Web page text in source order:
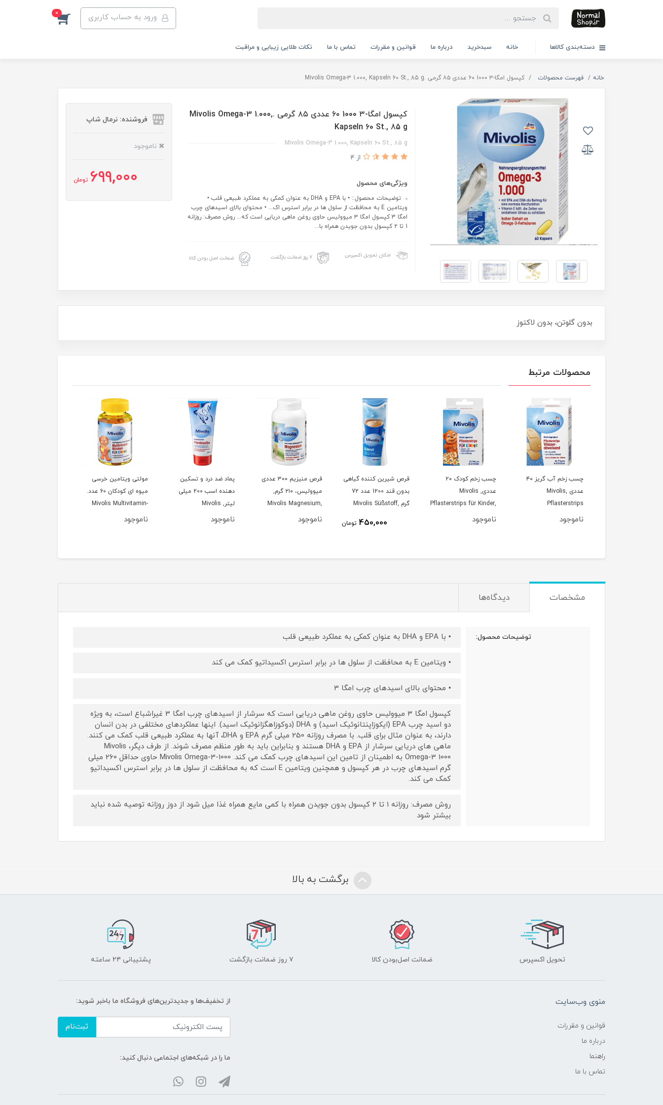
ورود به حساب کاربری 0
دسته‌بندی کالاها خانه سبدخرید درباره ما قوانین و مقررات تماس با ما نکات طلایی زیبایی و مراقبت
خانه فهرست محصولات کپسول امگا-۳ 1000 ۶۰ عددی ۸۵ گرمی .Mivolis Omega-3 1.000, Kapseln 60 St., 85 g
کپسول امگا-۳ 1000 ۶۰ عددی ۸۵ گرمی .Mivolis Omega-3 1.000,
Kapseln 60 St., 85 g
Mivolis Omega-3 1.000, Kapseln 60 St., 85 g
از 4
ویژگی‌های محصول
توضیحات محصول:: • با EPA و DHA به عنوان کمکی به عملکرد طبیعی قلب •
ویتامین E به محافظت از سلول ها در برابر استرس اک... • محتوای بالای اسیدهای چرب
امگا 3 کپسول امگا ۳ میوولیس حاوی روغن ماهی دریایی است که... روش مصرف: روزانه
1 تا 2 کپسول بدون جویدن همراه با...
امکان تحویل اکسپرس ۷ روز ضمانت بازگشت ضمانت اصل بودن کالا
فروشنده: نرمال شاپ
ناموجود
699,000 تومان
بدون گلوتن، بدون لاکتوز
محصولات مرتبط
چسب زخم آب گریز ۴۰
عددی ,Mivolis
Pflasterstrips
Wasserabweisend, 40 St
ناموجود
چسب زخم کودک ۲۰
عددی, Mivolis
Pflasterstrips für Kinder,
20 St
ناموجود
قرص شیرین کننده گیاهی
بدون قند 1200 عدد 72
گرم ,Mivolis Süßstoff
450,000 تومان
قرص منیزیم ۳۰۰ عددی
میوولیس، ۲۱۰ گرم,
Mivolis Magnesium,
Tabletten 300 St., 210 g
ناموجود
پماد ضد درد و تسکین
دهنده اسب 200 میلی
لیتر, Mivolis
Pferdesalbe, 200 ml
ناموجود
مولتی ویتامین خرسی
میوه ای کودکان 60 عدد.
Mivolis Multivitamin-
Bärchen für Kinder
ناموجود
مشخصات دیدگاه‌ها
توضیحات محصول: • با EPA و DHA به عنوان کمکی به عملکرد طبیعی قلب
• ویتامین E به محافظت از سلول ها در برابر استرس اکسیداتیو کمک می کند
• محتوای بالای اسیدهای چرب امگا 3
کپسول امگا ۳ میوولیس حاوی روغن ماهی دریایی است که سرشار از اسیدهای چرب امگا 3 غیراشباع است، به ویژه
دو اسید چرب EPA (ایکوزاپنتانوئیک اسید) و DHA (دوکوزاهگزانوئیک اسید). اینها عملکردهای مختلفی در بدن انسان
دارند، به عنوان مثال برای قلب. با مصرف روزانه 250 میلی گرم EPA و DHA، آنها به عملکرد طبیعی قلب کمک می کنند.
ماهی های دریایی سرشار از EPA و DHA هستند و بنابراین باید به طور منظم مصرف شوند. از طرف دیگر، Mivolis
Omega-3 1000 به اطمینان از تامین این اسیدهای چرب کمک می کند. Mivolis Omega-3-1000 حاوی حداقل 260 میلی
گرم اسیدهای چرب در هر کپسول و همچنین ویتامین E است که به محافظت از سلول ها در برابر استرس اکسیداتیو
کمک می کند.
روش مصرف: روزانه 1 تا 2 کپسول بدون جویدن همراه با کمی مایع همراه غذا میل شود از دوز روزانه توصیه شده نباید
بیشتر شود
برگشت به بالا
تحویل اکسپرس ضمانت اصل‌بودن کالا ۷ روز ضمانت بازگشت پشتیبانی ۲۴ ساعته
منوی وب‌سایت
قوانین و مقررات
درباره ما
راهنما
تماس با ما
از تخفیف‌ها و جدیدترین‌های فروشگاه ما باخبر شوید:
ثبت‌نام
ما را در شبکه‌های اجتماعی دنبال کنید: